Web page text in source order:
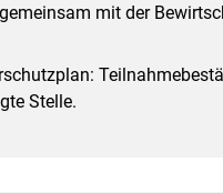
mit der
Stelle.